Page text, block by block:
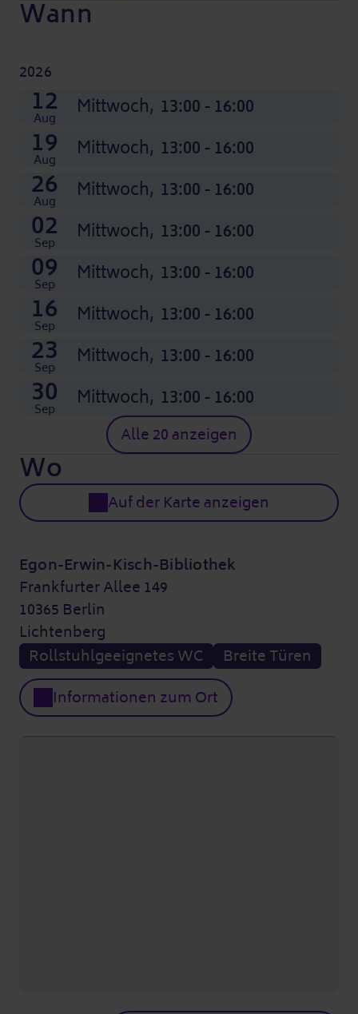
Wann
2026
12
Aug Mittwoch, 13:00 - 16:00
19
Aug Mittwoch, 13:00 - 16:00
26
Aug Mittwoch, 13:00 - 16:00
02
Sep Mittwoch, 13:00 - 16:00
09
Sep Mittwoch, 13:00 - 16:00
16
Sep Mittwoch, 13:00 - 16:00
23
Sep Mittwoch, 13:00 - 16:00
30
Sep Mittwoch, 13:00 - 16:00
07
Okt Mittwoch,
13:00 - 16:00
14
Okt Mittwoch,
13:00 - 16:00
21
Okt Mittwoch,
13:00 - 16:00
28
Okt Mittwoch,
13:00 - 16:00
04
Nov Mittwoch,
13:00 - 16:00
11
Nov Mittwoch,
13:00 - 16:00
18
Nov Mittwoch,
13:00 - 16:00
25
Nov Mittwoch,
13:00 - 16:00
02
Dez Mittwoch,
13:00 - 16:00
09
Dez Mittwoch,
13:00 - 16:00
16
Dez Mittwoch,
13:00 - 16:00
23
Dez Mittwoch,
13:00 - 16:00
Alle 20 anzeigen
Wo
Auf der Karte anzeigen
Egon-Erwin-Kisch-Bibliothek
Frankfurter Allee 149
10365 Berlin
Lichtenberg
Rollstuhlgeeignetes WC
Breite Türen
Informationen zum Ort